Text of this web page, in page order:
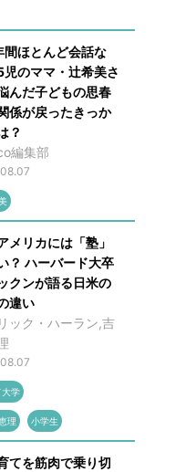
間ほとんど会話な
児のママ・辻希美さ
んだ子どもの思春
が戻ったきっか
？
編集部
メリカには「塾」
？ ハーバード大卒
クンが語る日米の
違い
ック・ハーラン,吉
大学
理 小学生
てを筋肉で乗り切